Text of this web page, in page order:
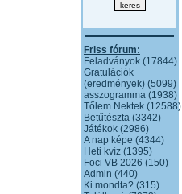
Friss fórum:
Feladványok (17844)
Gratulációk
(eredmények) (5099)
asszogramma (1938)
Tőlem Nektek (12588)
Betűtészta (3342)
Játékok (2986)
A nap képe (4344)
Heti kvíz (1395)
Foci VB 2026 (150)
Admin (440)
Ki mondta? (315)